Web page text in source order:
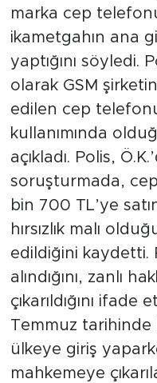
marka cep
ikametgahın ana
yaptığını söyledi.
olarak GSM
edilen cep
kullanımında
açıkladı. Polis,
soruşturmada,
bin 700 TL’ye
hırsızlık malı
edildiğini kaydetti.
alındığını, zanlı
çıkarıldığını ifade
Temmuz tarihinde
ülkeye giriş
mahkemeye